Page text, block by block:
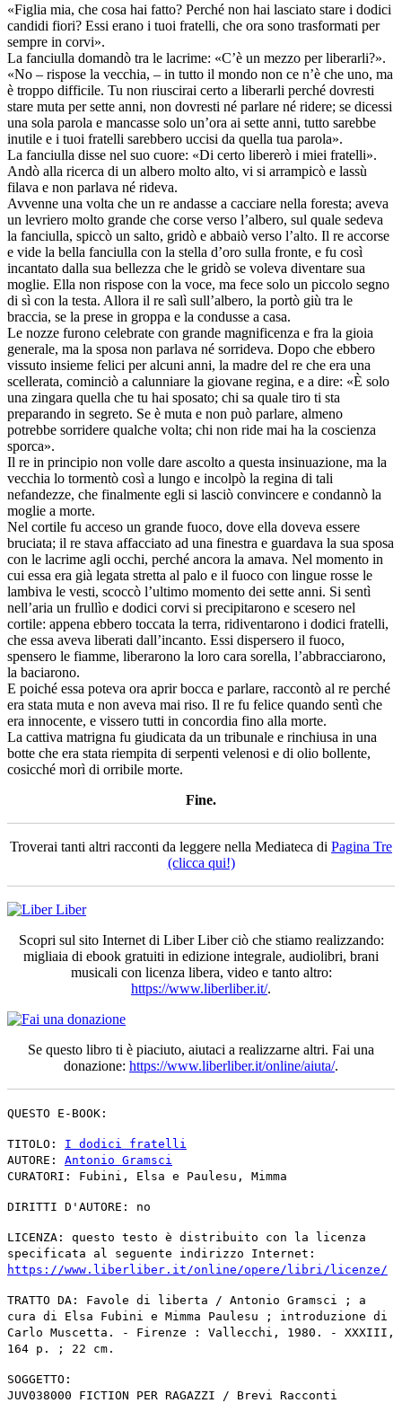
«Figlia mia, che cosa hai fatto? Perché non hai lasciato stare i dodici
candidi fiori? Essi erano i tuoi fratelli, che ora sono trasformati per
sempre in corvi».
La fanciulla domandò tra le lacrime: «C’è un mezzo per liberarli?».
«No – rispose la vecchia, – in tutto il mondo non ce n’è che uno, ma
è troppo difficile. Tu non riuscirai certo a liberarli perché dovresti
stare muta per sette anni, non dovresti né parlare né ridere; se dicessi
una sola parola e mancasse solo un’ora ai sette anni, tutto sarebbe
inutile e i tuoi fratelli sarebbero uccisi da quella tua parola».
La fanciulla disse nel suo cuore: «Di certo libererò i miei fratelli».
Andò alla ricerca di un albero molto alto, vi si arrampicò e lassù
filava e non parlava né rideva.
Avvenne una volta che un re andasse a cacciare nella foresta; aveva
un levriero molto grande che corse verso l’albero, sul quale sedeva
la fanciulla, spiccò un salto, gridò e abbaiò verso l’alto. Il re accorse
e vide la bella fanciulla con la stella d’oro sulla fronte, e fu così
incantato dalla sua bellezza che le gridò se voleva diventare sua
moglie. Ella non rispose con la voce, ma fece solo un piccolo segno
di sì con la testa. Allora il re salì sull’albero, la portò giù tra le
braccia, se la prese in groppa e la condusse a casa.
Le nozze furono celebrate con grande magnificenza e fra la gioia
generale, ma la sposa non parlava né sorrideva. Dopo che ebbero
vissuto insieme felici per alcuni anni, la madre del re che era una
scellerata, cominciò a calunniare la giovane regina, e a dire: «È solo
una zingara quella che tu hai sposato; chi sa quale tiro ti sta
preparando in segreto. Se è muta e non può parlare, almeno
potrebbe sorridere qualche volta; chi non ride mai ha la coscienza
sporca».
Il re in principio non volle dare ascolto a questa insinuazione, ma la
vecchia lo tormentò così a lungo e incolpò la regina di tali
nefandezze, che finalmente egli si lasciò convincere e condannò la
moglie a morte.
Nel cortile fu acceso un grande fuoco, dove ella doveva essere
bruciata; il re stava affacciato ad una finestra e guardava la sua sposa
con le lacrime agli occhi, perché ancora la amava. Nel momento in
cui essa era già legata stretta al palo e il fuoco con lingue rosse le
lambiva le vesti, scoccò l’ultimo momento dei sette anni. Si sentì
nell’aria un frullìo e dodici corvi si precipitarono e scesero nel
cortile: appena ebbero toccata la terra, ridiventarono i dodici fratelli,
che essa aveva liberati dall’incanto. Essi dispersero il fuoco,
spensero le fiamme, liberarono la loro cara sorella, l’abbracciarono,
la baciarono.
E poiché essa poteva ora aprir bocca e parlare, raccontò al re perché
era stata muta e non aveva mai riso. Il re fu felice quando sentì che
era innocente, e vissero tutti in concordia fino alla morte.
La cattiva matrigna fu giudicata da un tribunale e rinchiusa in una
botte che era stata riempita di serpenti velenosi e di olio bollente,
cosicché morì di orribile morte.
Fine.
Troverai tanti altri racconti da leggere nella Mediateca di Pagina Tre
(clicca qui!)
Scopri sul sito Internet di Liber Liber ciò che stiamo realizzando:
migliaia di ebook gratuiti in edizione integrale, audiolibri, brani
musicali con licenza libera, video e tanto altro:
https://www.liberliber.it/.
Se questo libro ti è piaciuto, aiutaci a realizzarne altri. Fai una
donazione: https://www.liberliber.it/online/aiuta/.
QUESTO E-BOOK:
TITOLO: I dodici fratelli
AUTORE: Antonio Gramsci
CURATORI: Fubini, Elsa e Paulesu, Mimma
DIRITTI D'AUTORE: no
LICENZA: questo testo è distribuito con la licenza
specificata al seguente indirizzo Internet:
https://www.liberliber.it/online/opere/libri/licenze/
TRATTO DA: Favole di liberta / Antonio Gramsci ; a
cura di Elsa Fubini e Mimma Paulesu ; introduzione di
Carlo Muscetta. - Firenze : Vallecchi, 1980. - XXXIII,
164 p. ; 22 cm.
SOGGETTO:
JUV038000 FICTION PER RAGAZZI / Brevi Racconti